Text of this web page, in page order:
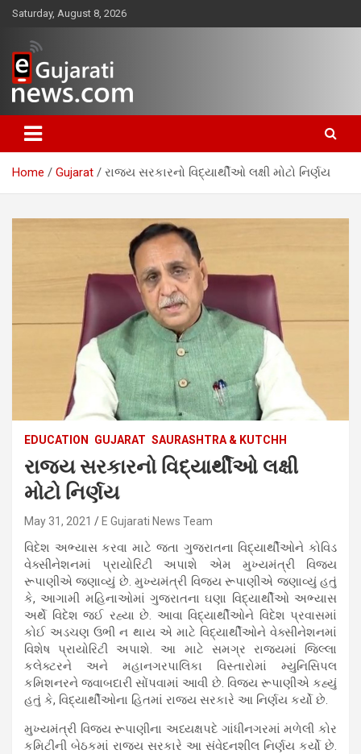
Skip
content
Saturday, August 8, 2026
ગુજરાત તેમજ દેશ-વિદેશના ગુજરાતી
સમાચાર માટેનું વિશ્વસનીય ગુજરાતી
ન્યૂઝ પોર્ટલ
Home Gujarat રાજ્ય સરકારનો વિદ્યાર્થીઓ લક્ષી મોટો નિર્ણય
EDUCATION GUJARAT SAURASHTRA & KUTCHH
રાજ્ય સરકારનો વિદ્યાર્થીઓ લક્ષી
મોટો નિર્ણય
May 31, 2021 E Gujarati News Team
વિદેશ અભ્યાસ કરવા માટે જતા ગુજરાતના વિદ્યાર્થીઓને કોવિડ
વેક્સીનેશનમાં પ્રાયોરિટી અપાશે એમ મુખ્યમંત્રી વિજય
રૂપાણીએ જણાવ્યું છે. મુખ્યમંત્રી વિજય રૂપાણીએ જણાવ્યું હતું
કે, આગામી મહિનાઓમાં ગુજરાતના ઘણા વિદ્યાર્થીઓ અભ્યાસ
અર્થે વિદેશ જઈ રહ્યા છે. આવા વિદ્યાર્થીઓને વિદેશ પ્રવાસમાં
કોઈ અડચણ ઉભી ન થાય એ માટે વિદ્યાર્થીઓને વેક્સીનેશનમાં
વિશેષ પ્રાયોરિટી અપાશે. આ માટે સમગ્ર રાજ્યમાં જિલ્લા
કલેક્ટરને અને મહાનગરપાલિકા વિસ્તારોમાં મ્યુનિસિપલ
કમિશનરને જવાબદારી સોંપવામાં આવી છે. વિજય રૂપાણીએ કહ્યું
હતું કે, વિદ્યાર્થીઓના હિતમાં રાજ્ય સરકારે આ નિર્ણય કર્યો છે.
મુખ્યમંત્રી વિજય રૂપાણીના અધ્યક્ષપદે ગાંધીનગરમાં મળેલી કોર
કમિટીની બેઠકમાં રાજ્ય સરકારે આ સંવેદનશીલ નિર્ણય કર્યો છે.